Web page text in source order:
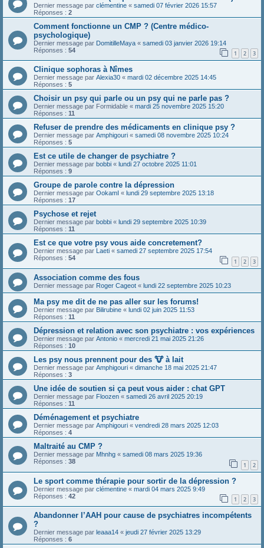
Dernier message par clémentine « samedi 07 février 2026 15:57
Réponses : 2
Comment fonctionne un CMP ? (Centre médico-
psychologique)
Dernier message par DomitilleMaya « samedi 03 janvier 2026 19:14
Réponses : 54 1 2 3
Clinique sophoras à Nîmes
Dernier message par Alexia30 « mardi 02 décembre 2025 14:45
Réponses : 5
Choisir un psy qui parle ou un psy qui ne parle pas ?
Dernier message par Formidable « mardi 25 novembre 2025 15:20
Réponses : 11
Refuser de prendre des médicaments en clinique psy ?
Dernier message par Amphigouri « samedi 08 novembre 2025 10:24
Réponses : 5
Est ce utile de changer de psychiatre ?
Dernier message par bobbi « lundi 27 octobre 2025 11:01
Réponses : 9
Groupe de parole contre la dépression
Dernier message par OokamI « lundi 29 septembre 2025 13:18
Réponses : 17
Psychose et rejet
Dernier message par bobbi « lundi 29 septembre 2025 10:39
Réponses : 11
Est ce que votre psy vous aide concretement?
Dernier message par Laeti « samedi 27 septembre 2025 17:54
Réponses : 54 1 2 3
Association comme des fous
Dernier message par Roger Cageot « lundi 22 septembre 2025 10:23
Ma psy me dit de ne pas aller sur les forums!
Dernier message par Bilirubine « lundi 02 juin 2025 11:53
Réponses : 11
Dépression et relation avec son psychiatre : vos expériences
Dernier message par Antonio « mercredi 21 mai 2025 21:26
Réponses : 10
Les psy nous prennent pour des 🐮 à lait
Dernier message par Amphigouri « dimanche 18 mai 2025 21:47
Réponses : 3
Une idée de soutien si ça peut vous aider : chat GPT
Dernier message par Floozen « samedi 26 avril 2025 20:19
Réponses : 11
Déménagement et psychiatre
Dernier message par Amphigouri « vendredi 28 mars 2025 12:03
Réponses : 4
Maltraité au CMP ?
Dernier message par Mhnhg « samedi 08 mars 2025 19:36
Réponses : 38 1 2
Le sport comme thérapie pour sortir de la dépression ?
Dernier message par clémentine « mardi 04 mars 2025 9:49
Réponses : 42 1 2 3
Abandonner l’AAH pour cause de psychiatres incompétents
?
Dernier message par leaaa14 « jeudi 27 février 2025 13:29
Réponses : 6